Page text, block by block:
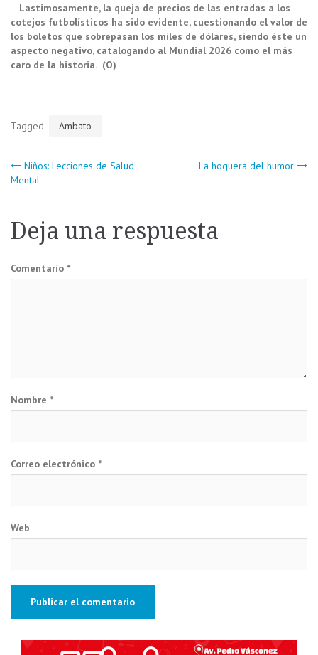
Lastimosamente, la queja de precios de las entradas a los
cotejos futbolísticos ha sido evidente, cuestionando el valor de
los boletos que sobrepasan los miles de dólares, siendo éste un
aspecto negativo, catalogando al Mundial 2026 como el más
caro de la historia. (O)
Tagged Ambato
Navegación
entradas
Niños: Lecciones de Salud
Mental
La hoguera del humor
Deja una respuesta
Comentario *
Nombre *
Correo electrónico *
Web